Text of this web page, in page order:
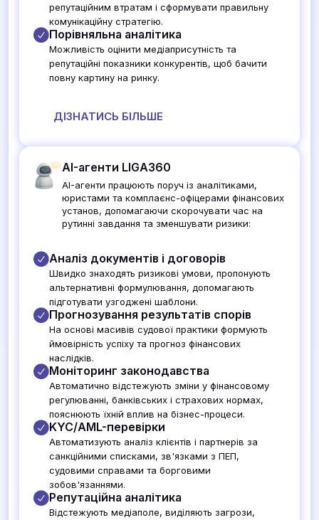
репутаційним втратам і сформувати правильну
комунікаційну стратегію.
Порівняльна аналітика
Можливість оцінити медіаприсутність та
репутаційні показники конкурентів, щоб бачити
повну картину на ринку.
ДІЗНАТИСЬ БІЛЬШЕ
AI-агенти LIGA360
AI-агенти працюють поруч із аналітиками,
юристами та комплаєнс-офіцерами фінансових
установ, допомагаючи скорочувати час на
рутинні завдання та зменшувати ризики:
Аналіз документів і договорів
Швидко знаходять ризикові умови, пропонують
альтернативні формулювання, допомагають
підготувати узгоджені шаблони.
Прогнозування результатів спорів
На основі масивів судової практики формують
ймовірність успіху та прогноз фінансових
наслідків.
Моніторинг законодавства
Автоматично відстежують зміни у фінансовому
регулюванні, банківських і страхових нормах,
пояснюють їхній вплив на бізнес-процеси.
KYC/AML-перевірки
Автоматизують аналіз клієнтів і партнерів за
санкційними списками, зв'язками з ПЕП,
судовими справами та борговими
зобов'язаннями.
Репутаційна аналітика
Відстежують медіаполе, виділяють загрози,